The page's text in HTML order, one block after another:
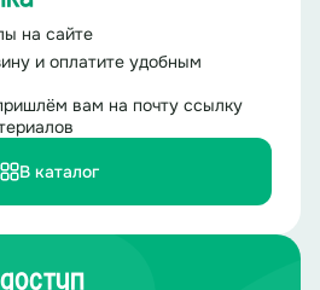
на сайте
и оплатите удобным
вам на почту ссылку
В каталог